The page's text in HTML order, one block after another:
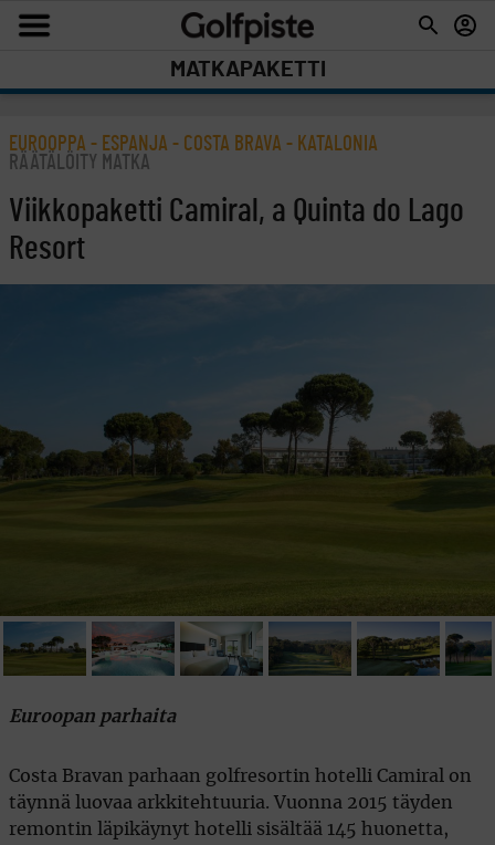
MATKAPAKETTI
EUROOPPA - ESPANJA - COSTA BRAVA - KATALONIA
RÄÄTÄLÖITY MATKA
Viikkopaketti Camiral, a Quinta do Lago
Resort
Euroopan parhaita
Costa Bravan parhaan golfresortin hotelli Camiral on
täynnä luovaa arkkitehtuuria. Vuonna 2015 täyden
remontin läpikäynyt hotelli sisältää 145 huonetta,